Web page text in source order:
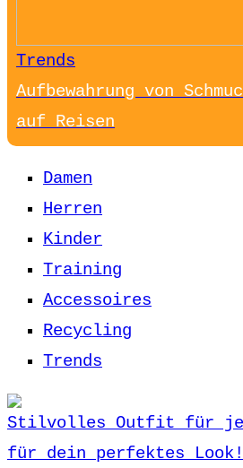
Trends
Aufbewahrung von
auf Reisen
Damen
Herren
Kinder
Training
Accessoires
Recycling
Trends
Stilvolles Outfit für
für dein perfektes Look!